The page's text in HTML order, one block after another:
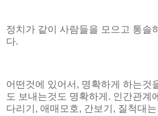
정치가 같이 사람들을 모으고 통솔
다.
어떤것에 있어서, 명확하게 하는것
도 보내는것도 명확하게. 인간관계
다리기, 애매모호, 간보기, 질척대